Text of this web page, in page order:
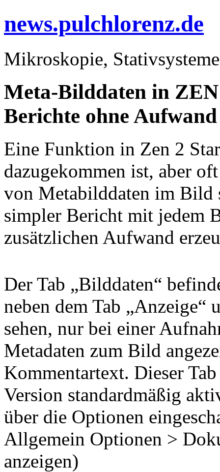
news.pulchlorenz.de
Mikroskopie,
Meta-Bilddaten in
Berichte ohne Aufwand
Eine Funktion in Zen 2
dazugekommen ist, aber
von Metabilddaten im Bild
simpler Bericht mit jedem
zusätzlichen Aufwand
Der Tab „Bilddaten“
neben dem Tab
sehen, nur bei einer
Metadaten zum Bild
Kommentartext. Dieser
Version standardmäßig
über die Optionen
Allgemein Optionen >
anzeigen)